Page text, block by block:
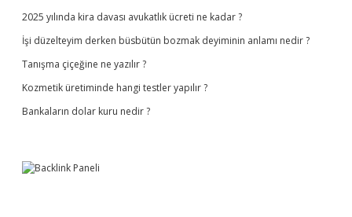
2025 yılında kira davası avukatlık ücreti ne kadar ?
İşi düzelteyim derken büsbütün bozmak deyiminin anlamı nedir ?
Tanışma çiçeğine ne yazılır ?
Kozmetik üretiminde hangi testler yapılır ?
Bankaların dolar kuru nedir ?